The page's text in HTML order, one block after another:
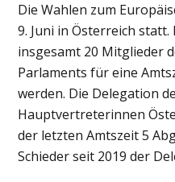
Die Wahlen zum
9. Juni in Österreich
insgesamt 20 Mitglieder
Parlaments für eine
werden. Die Delegation
Hauptvertreterinnen
der letzten Amtszeit 5
Schieder seit 2019 der